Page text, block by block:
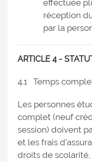
effectuée
réception
par la
ARTICLE 4 -
4.1 Temps
Les personnes
complet (neuf
session) doivent
et les frais
droits de